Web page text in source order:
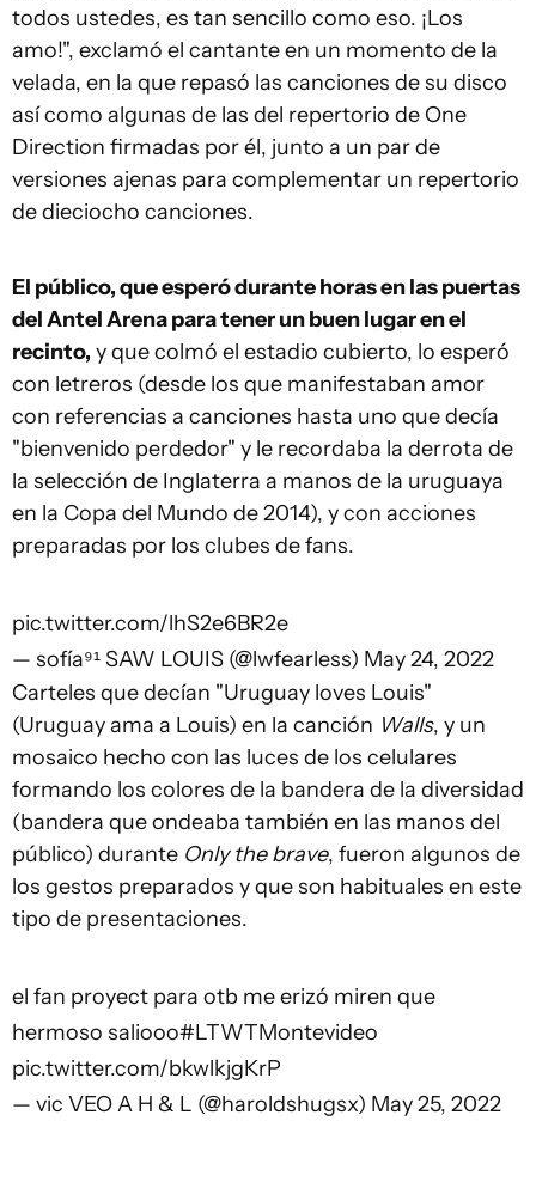
todos ustedes, es tan sencillo como eso. ¡Los
amo!", exclamó el cantante en un momento de la
velada, en la que repasó las canciones de su disco
así como algunas de las del repertorio de One
Direction firmadas por él, junto a un par de
versiones ajenas para complementar un repertorio
de dieciocho canciones.
El público, que esperó durante horas en las puertas
del Antel Arena para tener un buen lugar en el
recinto, y que colmó el estadio cubierto, lo esperó
con letreros (desde los que manifestaban amor
con referencias a canciones hasta uno que decía
"bienvenido perdedor" y le recordaba la derrota de
la selección de Inglaterra a manos de la uruguaya
en la Copa del Mundo de 2014), y con acciones
preparadas por los clubes de fans.
pic.twitter.com/lhS2e6BR2e
— sofía⁹¹ SAW LOUIS (@lwfearless) May 24, 2022
Carteles que decían "Uruguay loves Louis"
(Uruguay ama a Louis) en la canción Walls, y un
mosaico hecho con las luces de los celulares
formando los colores de la bandera de la diversidad
(bandera que ondeaba también en las manos del
público) durante Only the brave, fueron algunos de
los gestos preparados y que son habituales en este
tipo de presentaciones.
el fan proyect para otb me erizó miren que
hermoso saliooo#LTWTMontevideo
pic.twitter.com/bkwlkjgKrP
— vic VEO A H & L (@haroldshugsx) May 25, 2022